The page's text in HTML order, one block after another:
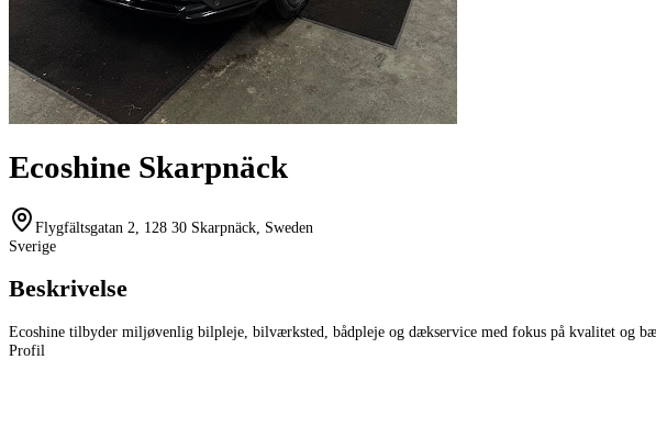
Ecoshine Skarpnäck
Flygfältsgatan 2, 128 30 Skarpnäck, Sweden
Sverige
Beskrivelse
Ecoshine tilbyder miljøvenlig bilpleje, bilværksted, bådpleje og dækservice med fokus på kvalitet og
Profil